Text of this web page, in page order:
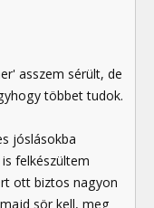
asszem sérült, de
többet tudok.
jóslásokba
felkészültem
ott biztos nagyon
sör kell, meg